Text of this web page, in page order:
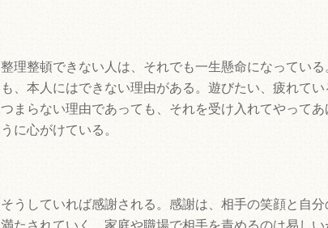
整理整頓できない人は、それでも一生懸命になってい
も、本人にはできない理由がある。遊びたい、疲れて
つまらない理由であっても、それを受け入れてやって
うに心がけている。
そうしていれば感謝される。感謝は、相手の笑顔と自
満たされていく。家庭や職場で相手を責めるのは易しい